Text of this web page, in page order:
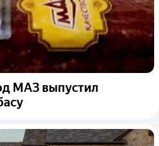
МАЗ выпустил